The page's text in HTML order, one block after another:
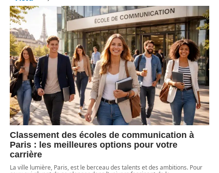
Classement des écoles de communication à
Paris : les meilleures options pour votre
carrière
La ville lumière, Paris, est le berceau des talents et des ambitions. Pour